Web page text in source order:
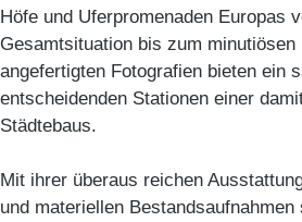
Höfe und Uferpromenaden Europas
Gesamtsituation bis zum
angefertigten Fotografien bieten ein
entscheidenden Stationen einer
Städtebaus.
Mit ihrer überaus reichen
und materiellen